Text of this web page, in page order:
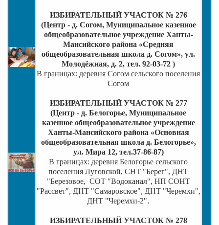
ИЗБИРАТЕЛЬНЫЙ УЧАСТОК № 276
(Центр - д. Согом, Муниципальное казенное
общеобразовательное учреждение Ханты-
Мансийского района «Средняя
общеобразовательная школа д. Согом», ул.
Молодёжная, д. 2, тел. 92-03-72 )
В границах: деревня Согом сельского поселения
Согом
ИЗБИРАТЕЛЬНЫЙ УЧАСТОК № 277
(Центр - д. Белогорье, Муниципальное
казенное общеобразовательное учреждение
Ханты-Мансийского района «Основная
общеобразовательная школа д. Белогорье»,
ул. Мира 12, тел.37-86-87)
В границах: деревня Белогорье сельского
поселения Луговской, СНТ "Берег", ДНТ
"Березовое, СОТ "Водоканал", НП СОНТ
"Рассвет", ДНТ "Самаровское", ДНТ "Черемхи",
ДНТ "Черемхи-2".
ИЗБИРАТЕЛЬНЫЙ УЧАСТОК № 278